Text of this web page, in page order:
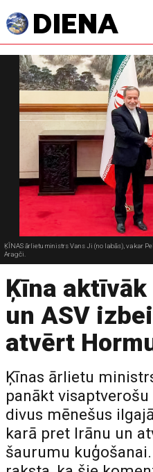
ĶĪNAS ārlietu ministrs Vans Ji (no labās), vakar
Aragči.
Ķīna
un ASV
atvērt
Ķīnas ārlietu
panākt
divus mēnešus
karā pret Irānu un
šaurumu